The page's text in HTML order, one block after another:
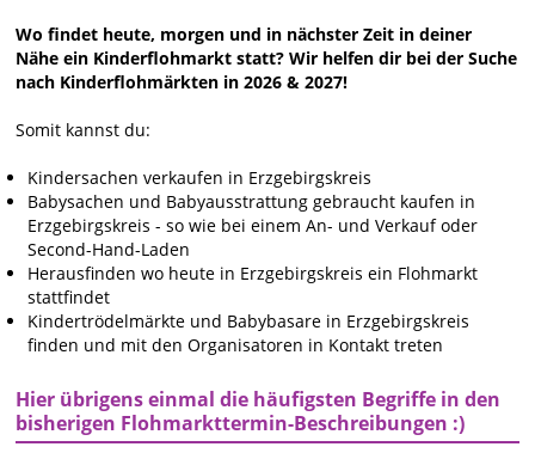
Wo findet heute, morgen und in nächster Zeit in deiner
Nähe ein Kinderflohmarkt statt? Wir helfen dir bei der Suche
nach Kinderflohmärkten in 2026 & 2027!
Somit kannst du:
Kindersachen verkaufen in Erzgebirgskreis
Babysachen und Babyausstrattung gebraucht kaufen in
Erzgebirgskreis - so wie bei einem An- und Verkauf oder
Second-Hand-Laden
Herausfinden wo heute in Erzgebirgskreis ein Flohmarkt
stattfindet
Kindertrödelmärkte und Babybasare in Erzgebirgskreis
finden und mit den Organisatoren in Kontakt treten
Hier übrigens einmal die häufigsten Begriffe in den
bisherigen Flohmarkttermin-Beschreibungen :)